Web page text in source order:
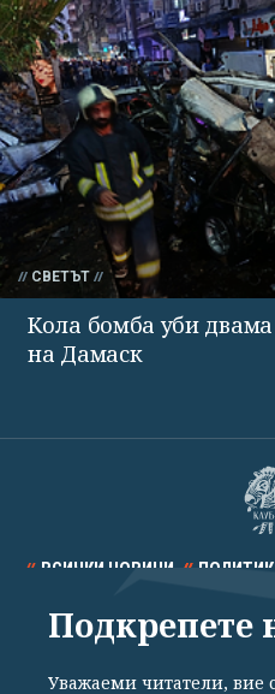
СВЕТЪТ
Кола бомба уби
на Дамаск
ВСИЧКИ НОВИНИ
СПОРТ КУЛТУРА
Подкрепете
Уважаеми читатели, вие